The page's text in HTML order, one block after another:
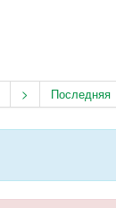
> Последняя